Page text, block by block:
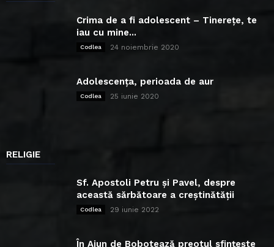
Crima de a fi adolescent – Tinerețe, te
iau cu mine...
Codlea 24 noiembrie 2020
Adolescența, perioada de aur
Codlea 25 iunie 2020
RELIGIE
Sf. Apostoli Petru și Pavel, despre
această sărbătoare a creștinătății
Codlea 29 iunie 2022
În Ajun de Bobotează preotul sfințește